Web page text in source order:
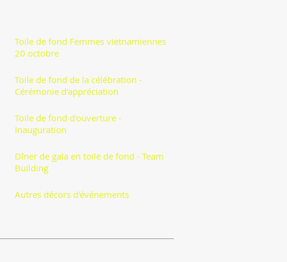
Toile de fond Femmes vietnamiennes
20 octobre
Toile de fond de la célébration -
Cérémonie d'appréciation
Toile de fond d'ouverture -
Inauguration
Dîner de gala en toile de fond - Team
Building
Autres décors d'événements